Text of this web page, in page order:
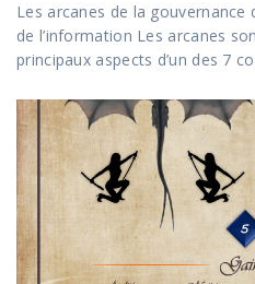
Les arcanes de la gouvernance
de l’information Les arcanes
principaux aspects d’un des 7